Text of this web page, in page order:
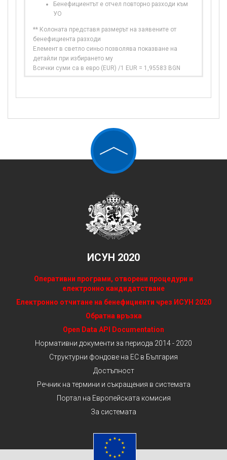
Бенефициентът е отчел повторно разходи към
УО
** Колоната представя размерът на заявените от
бенефициента разходи
Елемент в светло синьо позволява показване на
детайли при избирането му
Всички суми са в евро (EUR) /1 EUR = 1,95583 BGN
ИСУН 2020
Оперативни програми, отворени процедури и
електронно кандидатстване
Електронно отчитане на бенефициенти чрез ИСУН 2020
Обратна връзка
Open Data API Documentation
Нормативни документи за периода 2014 - 2020
Структурни фондове на ЕС в България
Достъпност
Речник на термини и съкращения в системата
Портал на Европейската комисия
За системата